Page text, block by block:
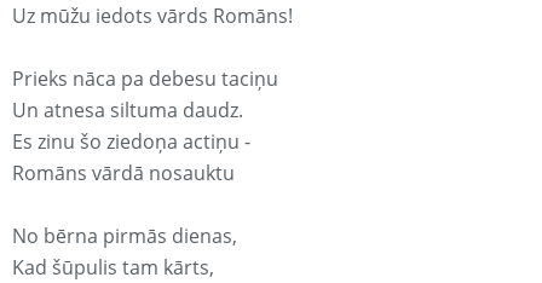
Uz mūžu iedots vārds Romāns!
Prieks nāca pa debesu taciņu
Un atnesa siltuma daudz.
Es zinu šo ziedoņa actiņu -
Romāns vārdā nosauktu
No bērna pirmās dienas,
Kad šūpulis tam kārts,